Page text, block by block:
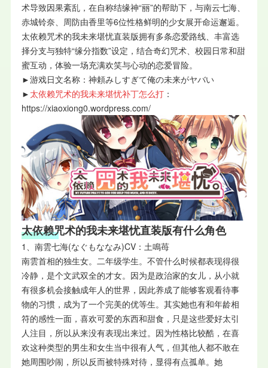
术导致因果紊乱，在自称结缘神“丽”的帮助下，与南云七海、
赤城铃奈、周防由香里等6位性格鲜明的少女展开命运邂逅。
太依赖咒术的我未来堪忧直装版拥有多条恋爱路线、丰富选
择分支与独特“缘分指数”设定，结合奇幻咒术、校园日常和甜
蜜互动，体验一场充满欢笑与心动的恋爱冒险。
►游戏日文名称：神頼みしすぎて俺の未来がヤバい
► 太依赖咒术的我未来堪忧补丁怎么打：
https://xiaoxiong0.wordpress.com/
太依赖咒术的我未来堪忧直装版有什么角色
1、南雲七海(なぐもななみ)CV：土鳴苺
南雲首相的独生女。二年级学生。不管什么时候都表现得很
冷静，是个文武双全的才女。因为是政治家的女儿，从小就
有很多机会接触成年人的世界，因此养成了能够客观看待事
物的习惯，成为了一个完美的优等生。其实她也有和年龄相
符的感性一面，喜欢可爱的东西和甜食，只是这些爱好太引
人注目，所以从来没有表现出来过。因为性格比较酷，在喜
欢这种类型的男生和女生当中很有人气，但其他人都不敢在
她周围吵闹，所以反而被特殊对待，显得有点孤单。她